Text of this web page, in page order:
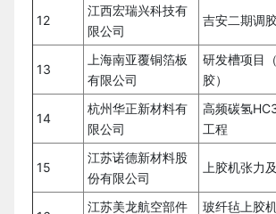
12
江西宏瑞兴科技有
限公司
吉安二期调
13
上海南亚覆铜箔板
有限公司
研发槽项目
胶）
14
杭州华正新材料有
限公司
高频碳氢
工程
15
江苏诺德新材料股
份有限公司
上胶机张力
江苏美龙航空部件
玻纤毡上胶